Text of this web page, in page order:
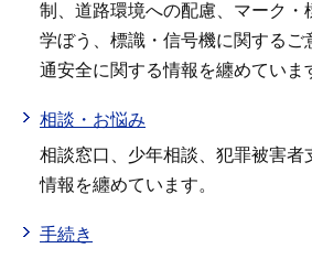
制、道路環境への配慮、マーク・
学ぼう、標識・信号機に関するご
通安全に関する情報を纏めていま
相談・お悩み
相談窓口、少年相談、犯罪被害者
情報を纏めています。
手続き